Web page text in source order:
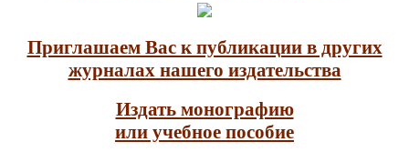
Приглашаем Вас к публикации в других
журналах нашего издательства
Издать монографию
или учебное пособие